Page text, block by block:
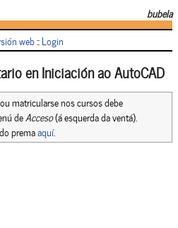
bubela
web::Login
en Iniciación ao AutoCAD
matricularse nos cursos debe
deAcceso(á esquerda da ventá).
premaaquí.